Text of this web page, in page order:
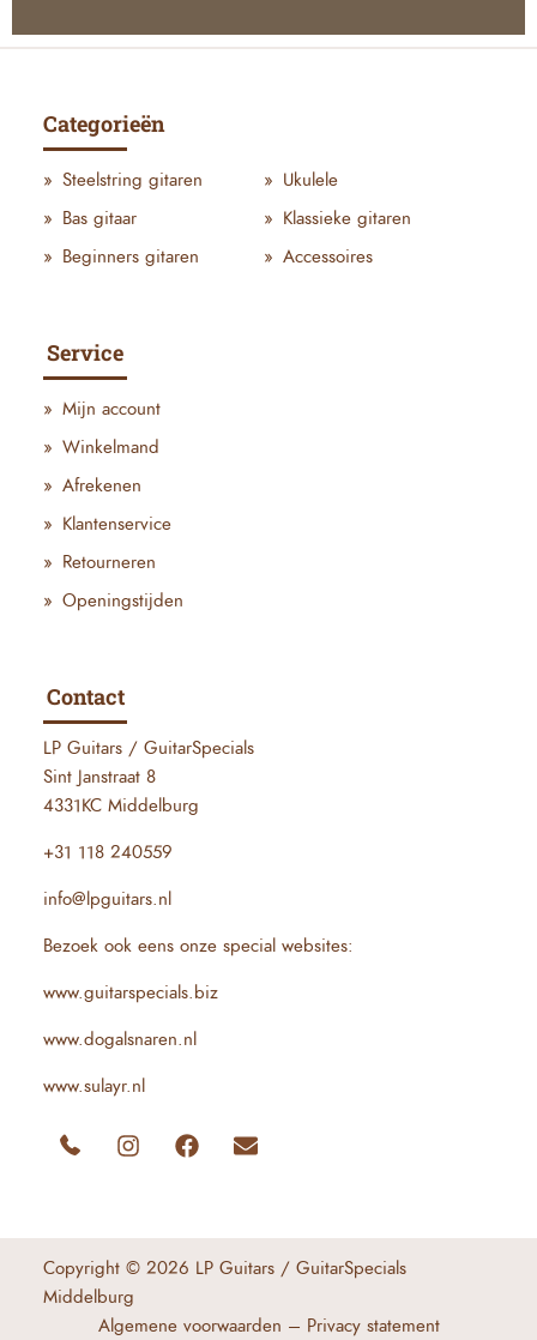
Categorieën
Steelstring gitaren
Ukulele
Bas gitaar
Klassieke gitaren
Beginners gitaren
Accessoires
Service
Mijn account
Winkelmand
Afrekenen
Klantenservice
Retourneren
Openingstijden
Contact
LP Guitars / GuitarSpecials
Sint Janstraat 8
4331KC Middelburg
+31 118 240559
info@lpguitars.nl
Bezoek ook eens onze special websites:
www.guitarspecials.biz
www.dogalsnaren.nl
www.sulayr.nl
Copyright © 2026 LP Guitars / GuitarSpecials
Middelburg
Algemene voorwaarden – Privacy statement